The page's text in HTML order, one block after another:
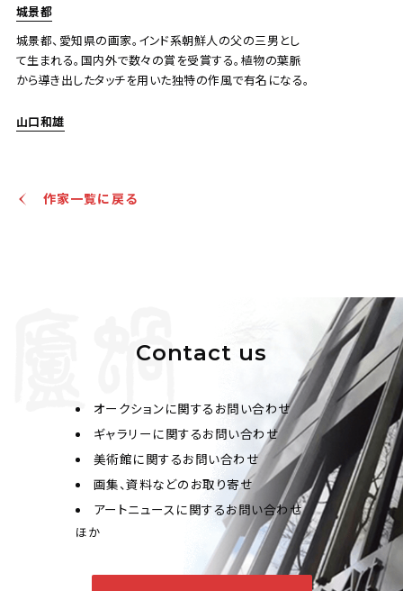
て初の個展を開く。1966年棟方志功に次いで版画家とし
の国債対象を受賞。1977年『エーゲ海に捧ぐ』で芥川賞
を受賞。
城景都
城景都、愛知県の画家。インド系朝鮮人の父の三男とし
て生まれる。国内外で数々の賞を受賞する。植物の葉脈
から導き出したタッチを用いた独特の作風で有名になる。
山口和雄
作家一覧に戻る
Contact us
オークションに関するお問い合わせ
ギャラリーに関するお問い合わせ
美術館に関するお問い合わせ
画集、資料などのお取り寄せ
アートニュースに関するお問い合わせ
ほか